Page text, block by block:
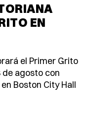
EN
el Primer Grito
agosto con
Boston City Hall